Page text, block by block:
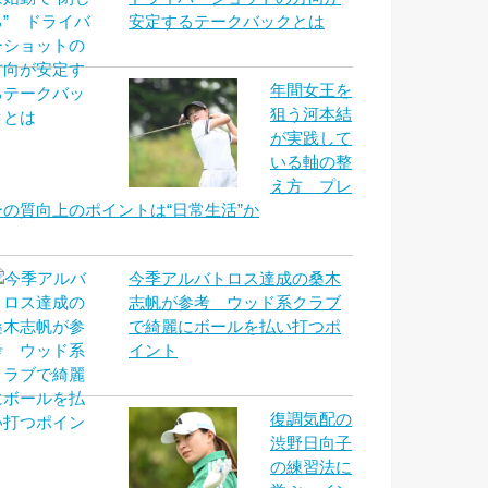
安定するテークバックとは
年間女王を
狙う河本結
が実践して
いる軸の整
え方 プレ
の質向上のポイントは“日常生活”か
今季アルバトロス達成の桑木
志帆が参考 ウッド系クラブ
で綺麗にボールを払い打つポ
イント
復調気配の
渋野日向子
の練習法に